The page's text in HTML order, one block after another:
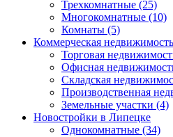
Трехкомнатные (25)
Многокомнатные (10)
Комнаты (5)
Коммерческая недвижимость
Торговая
Офисная
Складская
Производственная
Земельные участки (4)
Новостройки в Липецке
Однокомнатные (34)